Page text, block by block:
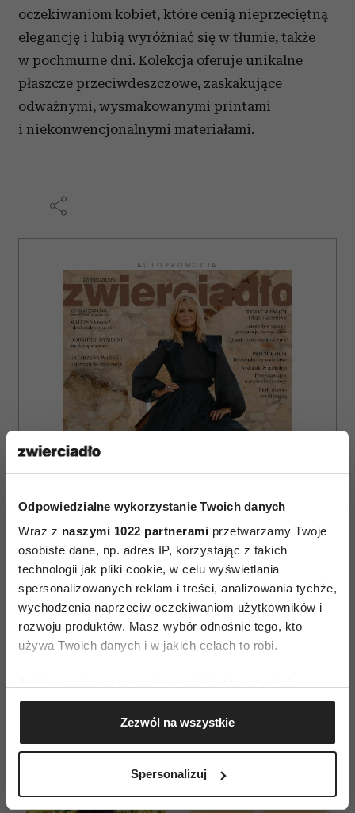
Odpowiedzialne wykorzystanie Twoich danych
Wraz z naszymi 1022 partnerami przetwarzamy Twoje
osobiste dane, np. adres IP, korzystając z takich
technologii jak pliki cookie, w celu wyświetlania
spersonalizowanych reklam i treści, analizowania tychże,
wychodzenia naprzeciw oczekiwaniom użytkowników i
rozwoju produktów. Masz wybór odnośnie tego, kto
używa Twoich danych i w jakich celach to robi.
Gromadzić dane dotyczące Twojej lokalizacji
geograficznej z dokładnością nawet do kilku metrów
Identyfikować Twoje urządzenie, aktywnie
(fingerprinting, czyli wirtualny odcisk palca)
Zezwól na wszystkie
Spersonalizuj
oczekiwaniom kobiet, które cenią nieprzeciętną
elegancję i lubią wyróżniać się w tłumie, także
w pochmurne dni. Kolekcja oferuje unikalne
płaszcze przeciwdeszczowe, zaskakujące
odważnymi, wysmakowanymi printami
i niekonwencjonalnymi materiałami.
AUTOPROMOCJA
ZAMÓW
WYDANIE DRUKOWANE
E-WYDANIE